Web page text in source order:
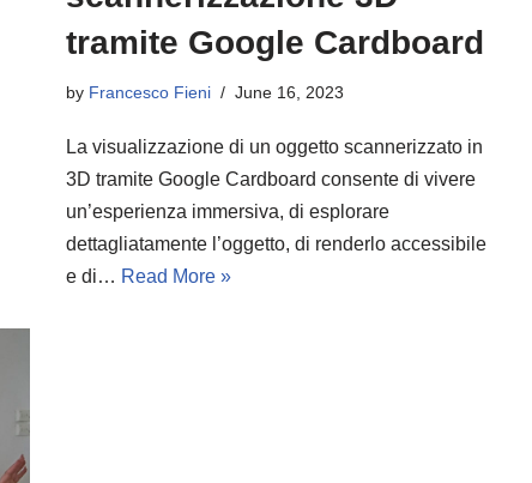
tramite Google Cardboard
by Francesco Fieni June 16, 2023
La visualizzazione di un oggetto scannerizzato in
3D tramite Google Cardboard consente di vivere
un’esperienza immersiva, di esplorare
dettagliatamente l’oggetto, di renderlo accessibile
e di… Read More »